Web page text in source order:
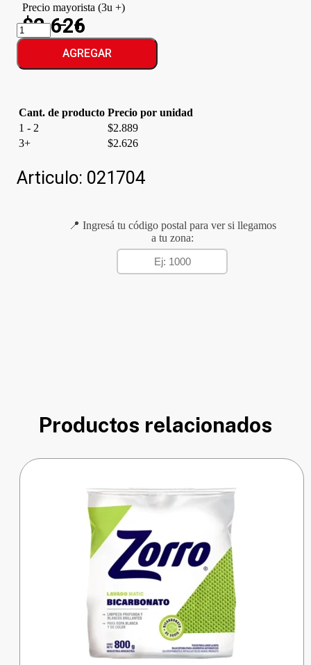
Precio mayorista (3u +)
$2.626
ZORRO
SUAVIZANTE
ORIENTALAGREGAR
Cant. de producto Precio por unidad
1 - 2
$2.889
3+
$2.626
Articulo: 021704
📍 Ingresá tu código postal para ver si llegamos
a tu zona:
Productos relacionados